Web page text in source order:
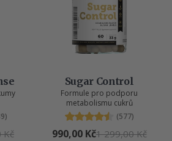
Kč
Sugar Control
Formule pro podporu
metabolismu cukrů
(577)
990,00 Kč1 299,00 Kč